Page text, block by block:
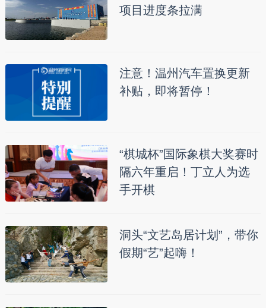
项目进度条拉满
注意！温州汽车置换更新
补贴，即将暂停！
“棋城杯”国际象棋大奖赛时
隔六年重启！丁立人为选
手开棋
洞头“文艺岛居计划”，带你
假期“艺”起嗨！